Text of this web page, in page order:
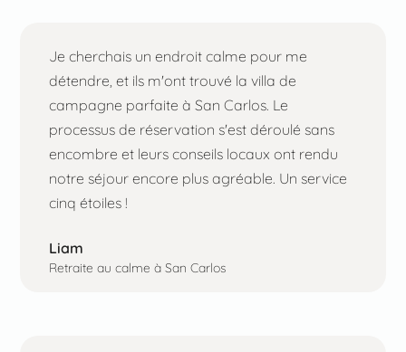
Je cherchais un endroit calme pour me
détendre, et ils m'ont trouvé la villa de
campagne parfaite à San Carlos. Le
processus de réservation s'est déroulé sans
encombre et leurs conseils locaux ont rendu
notre séjour encore plus agréable. Un service
cinq étoiles !
Liam
Retraite au calme à San Carlos